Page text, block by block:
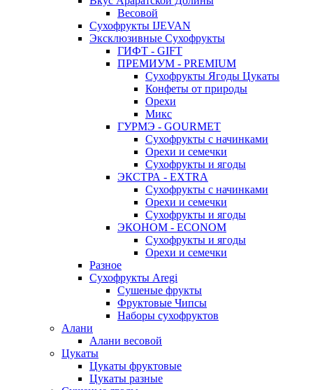
Весовой
Сухофрукты IJEVAN
Эксклюзивные Сухофрукты
ГИФТ - GIFT
ПРЕМИУМ - PREMIUM
Сухофрукты Ягоды Цукаты
Конфеты от природы
Орехи
Микс
ГУРМЭ - GOURMET
Сухофрукты с начинками
Орехи и семечки
Сухофрукты и ягоды
ЭКСТРА - EXTRA
Сухофрукты с начинками
Орехи и семечки
Сухофрукты и ягоды
ЭКОНОМ - ECONOM
Сухофрукты и ягоды
Орехи и семечки
Разное
Сухофрукты Aregi
Сушеные фрукты
Фруктовые Чипсы
Наборы сухофруктов
Алани
Алани весовой
Цукаты
Цукаты фруктовые
Цукаты разные